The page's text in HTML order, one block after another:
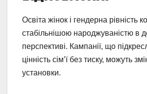
Освіта жінок і гендерна рівність
стабільнішою народжуваністю в
перспективі. Кампанії, що
цінність сім’ї без тиску, можуть
установки.